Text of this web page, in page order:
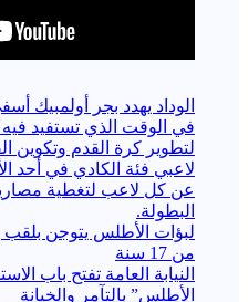
الوداد يهدد بجر أولمبيك
في الوقت الذي تستفيد
لتطوير كرة القدم وتكوين
عن كل لاعب لتغطية
البطولة.
لبؤات الأطلس يتوجن بلقب
من 17 سنة
النيابة العامة تفتح باب
الأطلس” بالتآمر والخيانة